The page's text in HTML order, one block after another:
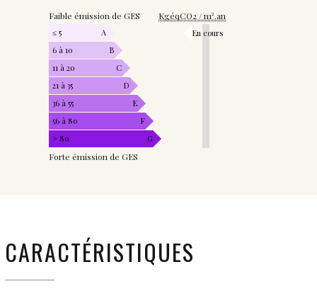
Faible émission de GES KgéqCO2 / m².an
≤ 5
A
6 à 10
B
11 à 20
C
21 à 35
D
36 à 55
E
56 à 80
F
> 80
G
En cours
Forte émission de GES
CARACTÉRISTIQUES